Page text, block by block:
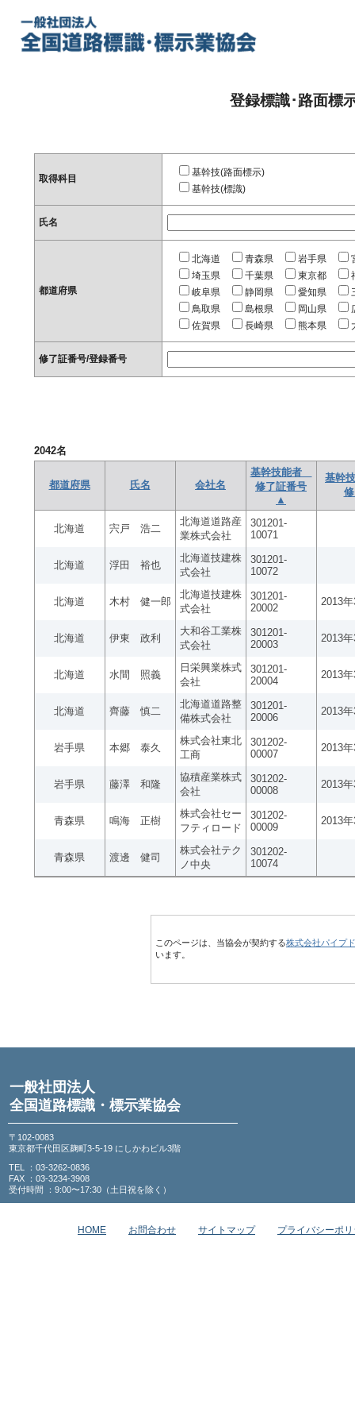
登録標識･路面標
取得科目
基幹技(路面標示)
基幹技(標識)
氏名
都道府県
北海道 青森県 岩手県
埼玉県
千葉県 東京都
岐阜県
静岡県 愛知県
鳥取県
島根県 岡山県
佐賀県
長崎県 熊本県
修了証番号/登録番号
2042名
都道府県 氏名 会社名
基幹技能者
修了証番号
▲
基幹
北海道 宍戸 浩二
北海道道路産
業株式会社
301201-
10071
北海道 浮田 裕也
北海道技建株
式会社
301201-
10072
北海道 木村 健一郎
北海道技建株
式会社
301201-
20002
2013
北海道 伊東 政利
大和谷工業株
式会社
301201-
20003
2013
北海道 水間 照義
日栄興業株式
会社
301201-
20004
2013
北海道 齊藤 慎二
北海道道路整
備株式会社
301201-
20006
2013
岩手県 本郷 泰久
株式会社東北
工商
301202-
00007
2013
岩手県 藤澤 和隆
協積産業株式
会社
301202-
00008
2013
青森県 鳴海 正樹
株式会社セー
フティロード
301202-
00009
2013
青森県 渡邊 健司
株式会社テク
ノ中央
301202-
10074
このページは、当協会が契約する株式会社パイプ
います。
一般社団法人
全国道路標識・標示業協会
〒102-0083
東京都千代田区麹町3-5-19 にしかわビル3階
TEL ：03-3262-0836
FAX ：03-3234-3908
受付時間 ：9:00〜17:30（土日祝を除く）
HOME お問合わせ サイトマップ プライバシーポ